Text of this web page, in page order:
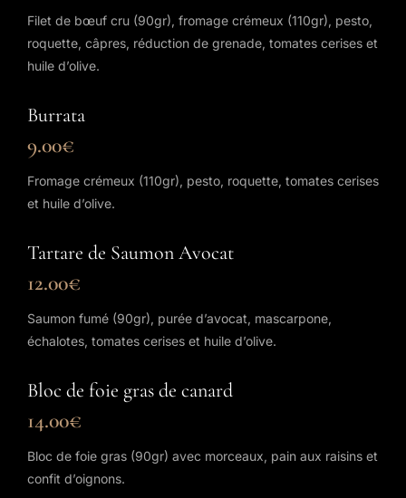
Filet de bœuf cru (90gr), fromage crémeux (110gr), pesto,
roquette, câpres, réduction de grenade, tomates cerises et
huile d’olive.
Burrata
9.00€
Fromage crémeux (110gr), pesto, roquette, tomates cerises
et huile d’olive.
Tartare de Saumon Avocat
12.00€
Saumon fumé (90gr), purée d’avocat, mascarpone,
échalotes, tomates cerises et huile d’olive.
Bloc de foie gras de canard
14.00€
Bloc de foie gras (90gr) avec morceaux, pain aux raisins et
confit d’oignons.